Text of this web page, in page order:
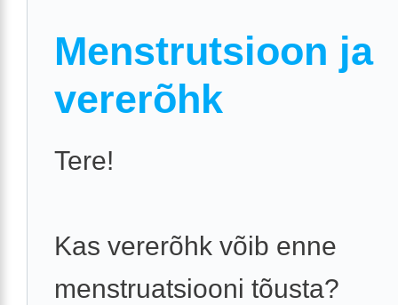
Menstrutsioon ja
vererõhk
Tere!
Kas vererõhk võib enne
menstruatsiooni tõusta?